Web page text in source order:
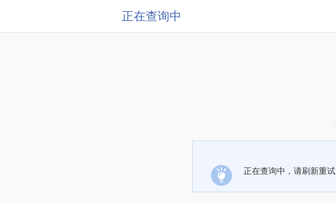
正在查询中
正在查询中，请刷新重试